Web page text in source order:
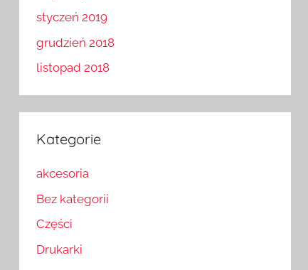
styczeń 2019
grudzień 2018
listopad 2018
Kategorie
akcesoria
Bez kategorii
Części
Drukarki